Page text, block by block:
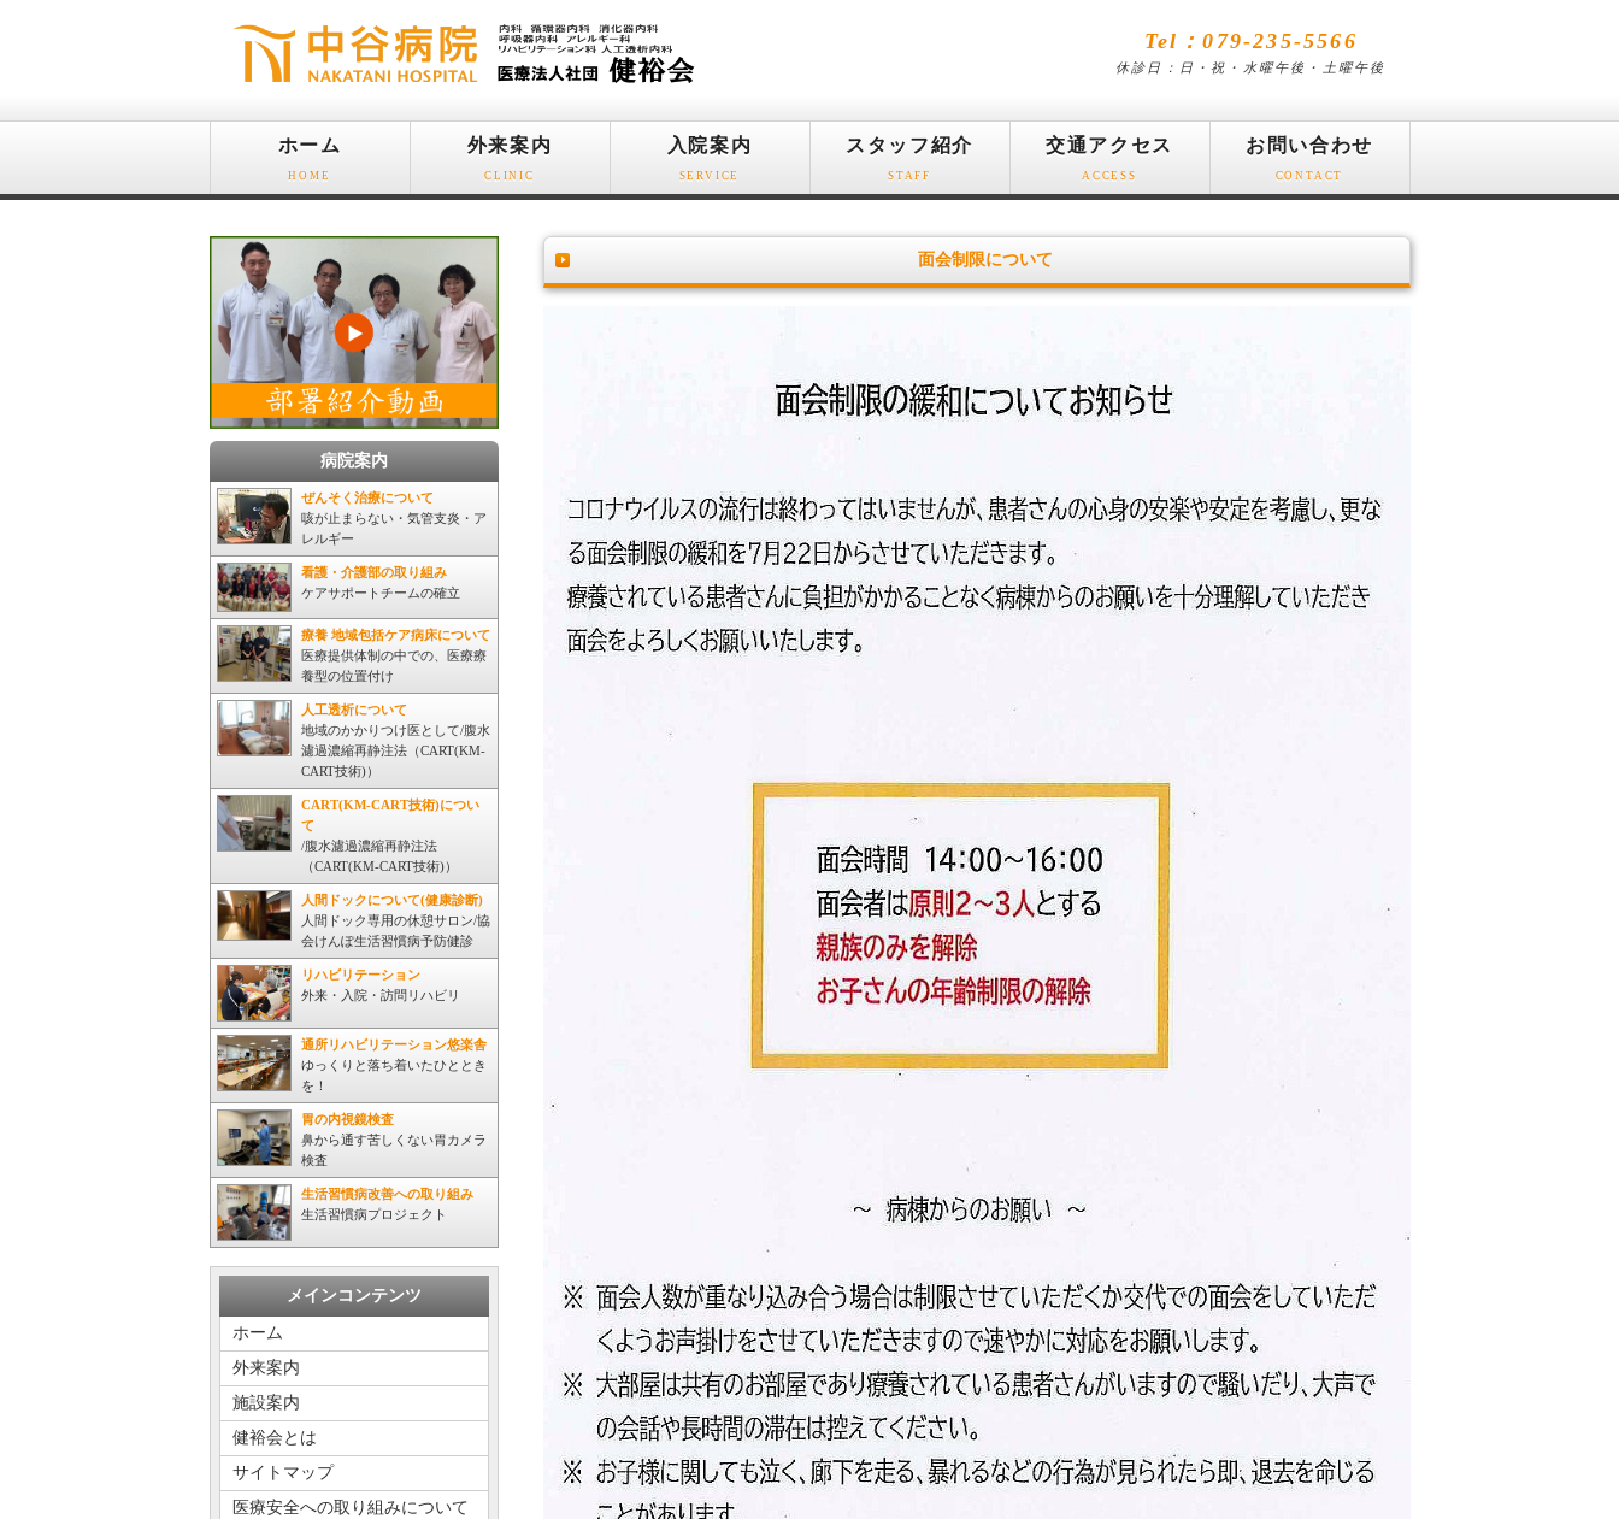
Tel：079-235-5566
休診日：日・祝・水曜午後・土曜午後
ホーム
HOME
外来案内
CLINIC
入院案内
SERVICE
スタッフ紹介
STAFF
交通アクセス
ACCESS
お問い合わせ
CONTACT
面会制限について
病院案内
ぜんそく治療について
咳が止まらない・気管支炎・ア
レルギー
看護・介護部の取り組み
ケアサポートチームの確立
療養 地域包括ケア病床について
医療提供体制の中での、医療療
養型の位置付け
人工透析について
地域のかかりつけ医として/腹水
濾過濃縮再静注法（CART(KM-
CART技術)）
CART(KM-CART技術)につい
て
/腹水濾過濃縮再静注法
（CART(KM-CART技術)）
人間ドックについて(健康診断)
人間ドック専用の休憩サロン/協
会けんぽ生活習慣病予防健診
リハビリテーション
外来・入院・訪問リハビリ
通所リハビリテーション悠楽舎
ゆっくりと落ち着いたひととき
を！
胃の内視鏡検査
鼻から通す苦しくない胃カメラ
検査
生活習慣病改善への取り組み
生活習慣病プロジェクト
メインコンテンツ
ホーム
外来案内
施設案内
健裕会とは
サイトマップ
医療安全への取り組みについて